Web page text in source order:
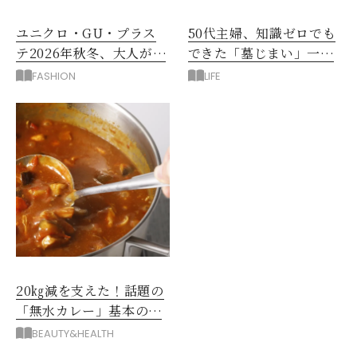
ユニクロ・GU・プラス
テ2026年秋冬、大人が着
たい新作服は？
FASHION
50代主婦、知識ゼロでも
できた「墓じまい」一つ
後悔したのは、ある順
LIFE
20㎏減を支えた！話題の
「無水カレー」基本の作
り方とおすすめルウ6選
BEAUTY&HEALTH